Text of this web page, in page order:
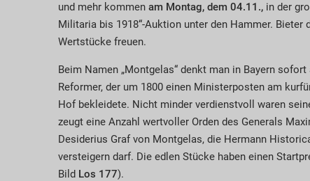
und mehr kommen am Montag, dem 04.11., in der
Militaria bis 1918“-Auktion unter den Hammer. Bieter
Wertstücke freuen.
Beim Namen „Montgelas“ denkt man in Bayern
Reformer, der um 1800 einen Ministerposten am
Hof bekleidete. Nicht minder verdienstvoll waren
zeugt eine Anzahl wertvoller Orden des Generals
Desiderius Graf von Montgelas, die Hermann
versteigern darf. Die edlen Stücke haben einen
Bild Los 177).